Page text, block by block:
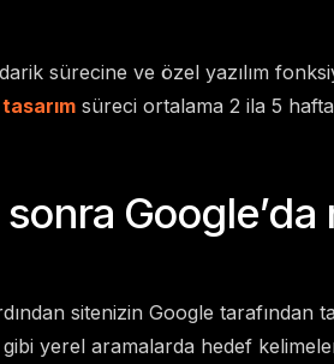
sürecine ve özel yazılım
süreci ortalama 2 ila 5 hafta
Google’da
sitenizin Google tarafından
yerel aramalarda hedef